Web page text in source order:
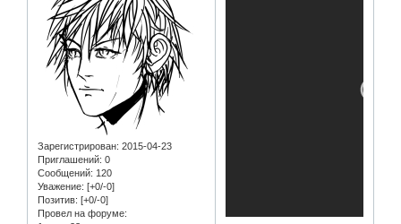
Зарегистрирован: 2015-04-23
Приглашений: 0
Сообщений: 120
Уважение: [+0/-0]
Позитив: [+0/-0]
Провел на форуме: